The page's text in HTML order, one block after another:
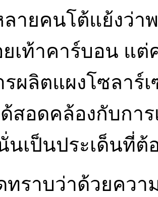
ายคนโต้แย้งว่า
ยเท้าคาร์บอน แ
รผลิตแผงโซลาร์
สอดคล้องกับการ
นเป็นประเด็นที่
ทราบว่าด้วยคว